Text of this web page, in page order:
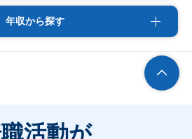
年収から探す
活動が